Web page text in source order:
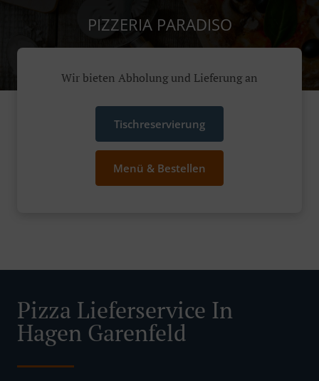
PIZZERIA PARADISO
Wir bieten Abholung und Lieferung an
Tischreservierung
Menü & Bestellen
Pizza Lieferservice In
Hagen Garenfeld